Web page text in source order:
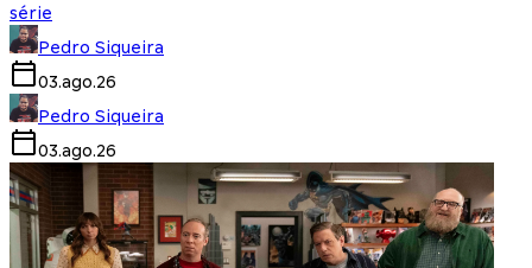
série
Pedro Siqueira
03.ago.26
Pedro Siqueira
03.ago.26